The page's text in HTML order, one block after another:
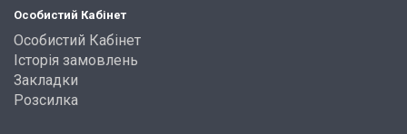
Особистий Кабінет
Особистий Кабінет
Історія замовлень
Закладки
Розсилка